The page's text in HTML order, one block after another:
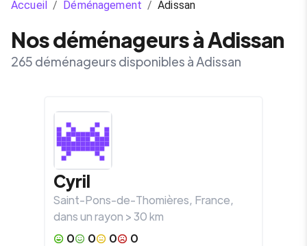
Accueil / Déménagement / Adissan
Nos déménageurs à Adissan
265 déménageurs disponibles à Adissan
Cyril
Saint-Pons-de-Thomières, France,
dans un rayon >30km
0
0 0
0